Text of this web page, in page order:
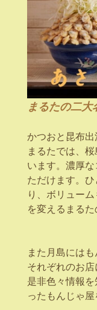
まるたの二大
かつおと昆布出
まるたでは、
います。濃厚
ただけます。
り、ボリュー
を変えるまる
また月島には
それぞれのお店
是非色々情報
ったもんじゃ